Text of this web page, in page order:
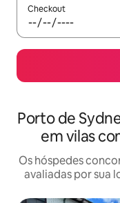
Checkout
Porto de
em vilas
Os hóspedes
avaliadas por sua